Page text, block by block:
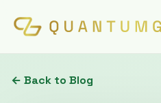
← Back to Blog